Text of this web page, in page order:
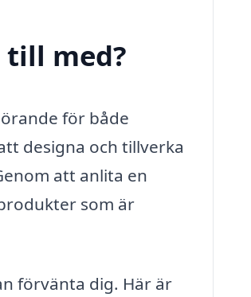
till med?
för både
designa och tillverka
att anlita en
som är
förvänta dig. Här är